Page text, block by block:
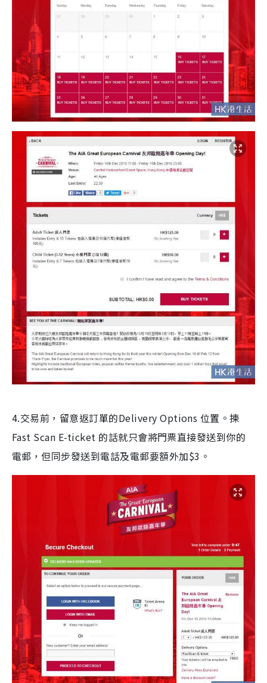
4.交易前，留意返訂單的Delivery Options 位置。揀
Fast Scan E-ticket 的話就只會將門票直接發送到你的
電郵，但同步發送到電話及電郵要額外加$3。